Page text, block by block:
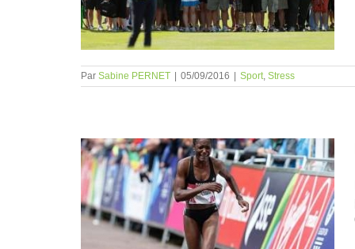
Par Sabine PERNET 05/09/2016 Sport, Stress